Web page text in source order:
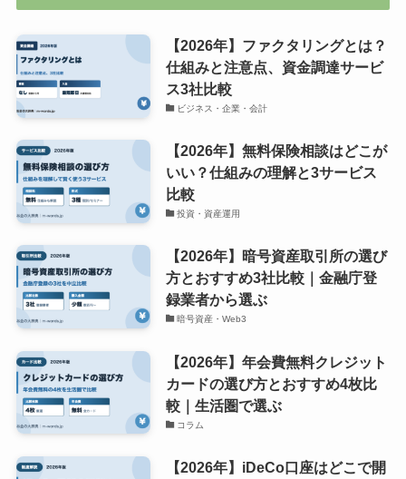
【2026年】ファクタリングとは？
仕組みと注意点、資金調達サービ
ス3社比較
ビジネス・企業・会計
【2026年】無料保険相談はどこが
いい？仕組みの理解と3サービス
比較
投資・資産運用
【2026年】暗号資産取引所の選び
方とおすすめ3社比較｜金融庁登
録業者から選ぶ
暗号資産・Web3
【2026年】年会費無料クレジット
カードの選び方とおすすめ4枚比
較｜生活圏で選ぶ
コラム
【2026年】iDeCo口座はどこで開